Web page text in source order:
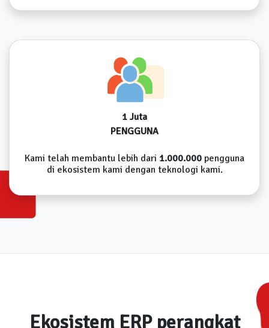
1 Juta
PENGGUNA
Kami telah membantu lebih dari 1.000.000 pengguna
di ekosistem kami dengan teknologi kami.
Ekosistem ERP perangkat